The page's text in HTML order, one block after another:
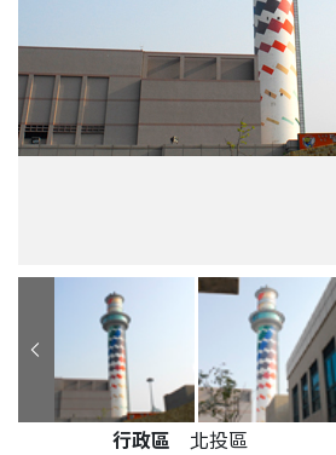
公共藝術作品詳細資料
行政區
北投區